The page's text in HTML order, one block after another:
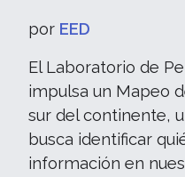
por EED
El Laboratorio de
impulsa un Mapeo
sur del continente,
busca identificar
información en